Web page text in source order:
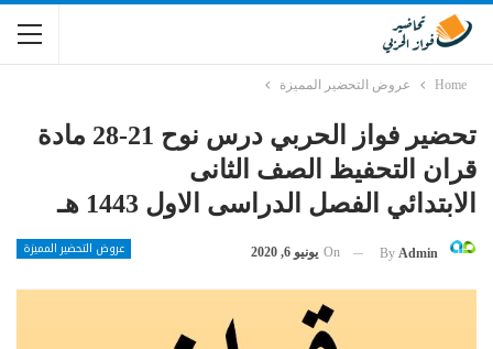
Home عروض التحضير المميزة
تحضير فواز الحربي درس نوح 21-28 مادة
قران التحفيظ الصف الثانى
الابتدائي الفصل الدراسى الاول 1443 هـ
عروض التحضير المميزة By Admin
On يونيو 6, 2020